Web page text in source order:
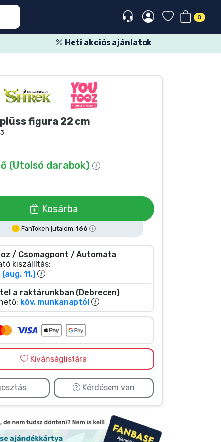
0
Heti akciós ajánlatok
figura 22 cm
(Utolsó darabok)
Kosárba
FanToken jutalom: 166
/ Csomagpont / Automata
kiszállítás:
11.)
a raktárunkban (Debrecen)
köv. munkanaptól
Kívánságlistára
Kérdésem van